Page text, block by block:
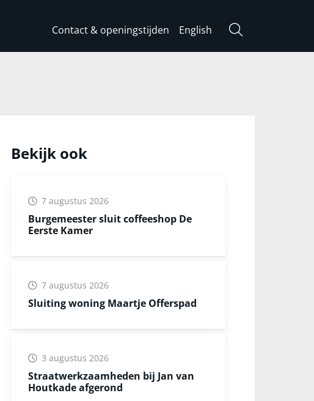
Contact & openingstijden English Zoeken
Bekijk ook
Burgemeester sluit coffeeshop De
Eerste Kamer
7 augustus 2026
Sluiting woning Maartje Offerspad
7 augustus 2026
Straatwerkzaamheden bij Jan van
Houtkade afgerond
3 augustus 2026